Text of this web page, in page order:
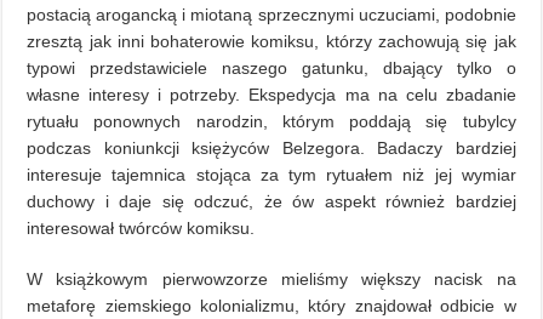
postacią arogancką i miotaną sprzecznymi uczuciami, podobnie
zresztą jak inni bohaterowie komiksu, którzy zachowują się jak
typowi przedstawiciele naszego gatunku, dbający tylko o
własne interesy i potrzeby. Ekspedycja ma na celu zbadanie
rytuału ponownych narodzin, którym poddają się tubylcy
podczas koniunkcji księżyców Belzegora. Badaczy bardziej
interesuje tajemnica stojąca za tym rytuałem niż jej wymiar
duchowy i daje się odczuć, że ów aspekt również bardziej
interesował twórców komiksu.
W książkowym pierwowzorze mieliśmy większy nacisk na
metaforę ziemskiego kolonializmu, który znajdował odbicie w